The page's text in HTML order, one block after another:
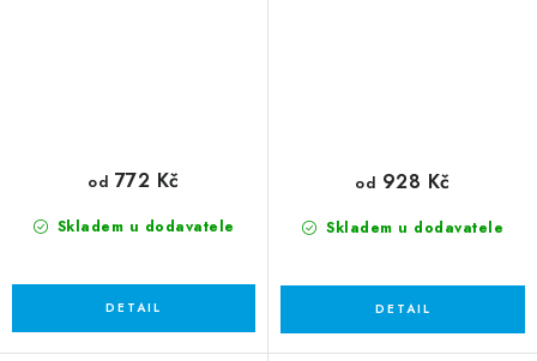
Skladem u dodavatele
od 772 Kč
Skladem u dodavatele
od 928 Kč